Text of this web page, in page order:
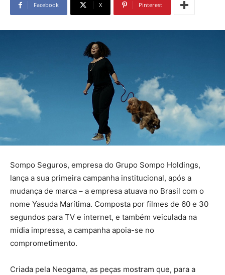
Facebook X Pinterest
Sompo Seguros, empresa do Grupo Sompo Holdings,
lança a sua primeira campanha institucional, após a
mudança de marca – a empresa atuava no Brasil com o
nome Yasuda Marítima. Composta por filmes de 60 e 30
segundos para TV e internet, e também veiculada na
mídia impressa, a campanha apoia-se no
comprometimento.
Criada pela Neogama, as peças mostram que, para a